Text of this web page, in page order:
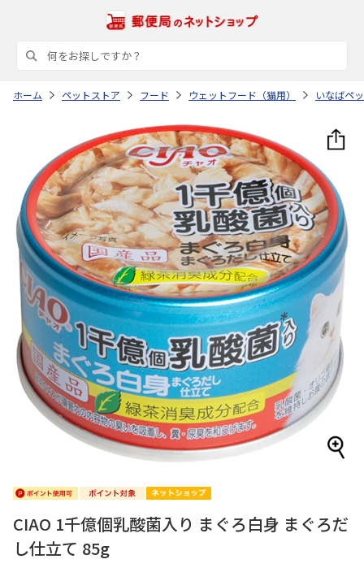
ホーム ペットストア フード ウェットフード（猫用） いなばペ
CIAO 1千億個乳酸菌入り まぐろ白身 まぐろだ
し仕立て 85g